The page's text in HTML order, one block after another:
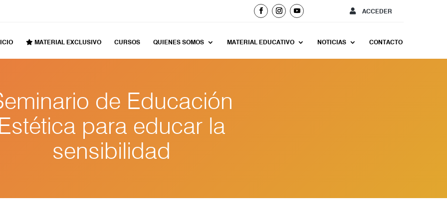
ACCEDER
MATERIAL EXCLUSIVO CURSOS QUIENES SOMOS MATERIAL EDUCATIVO NOTICIAS CONTACTO
de Educación
para educar la
sensibilidad